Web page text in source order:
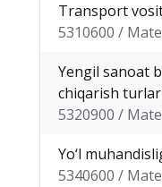
Transport
5310600 /
Yengil sanoat
chiqarish
5320900 /
Yo‘l
5340600 /